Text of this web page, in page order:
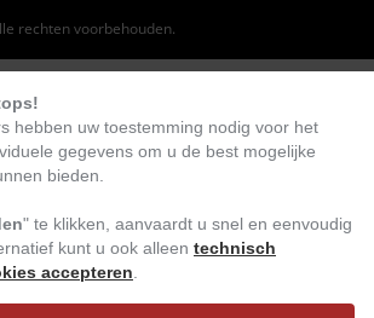
rechten voorbehouden.
-40 %
hebben uw toestemming nodig voor het
gegevens om u de best mogelijke
bieden.
" te klikken, aanvaardt u snel en eenvoudig
kunt u ook alleen technisch
accepteren